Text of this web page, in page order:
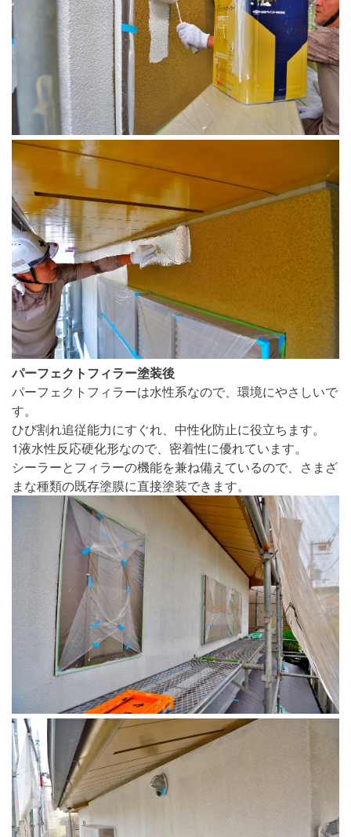
パーフェクトフィラー塗装後
パーフェクトフィラーは水性系なので、環境にやさしいで
す。
ひび割れ追従能力にすぐれ、中性化防止に役立ちます。
1液水性反応硬化形なので、密着性に優れています。
シーラーとフィラーの機能を兼ね備えているので、さまざ
まな種類の既存塗膜に直接塗装できます。